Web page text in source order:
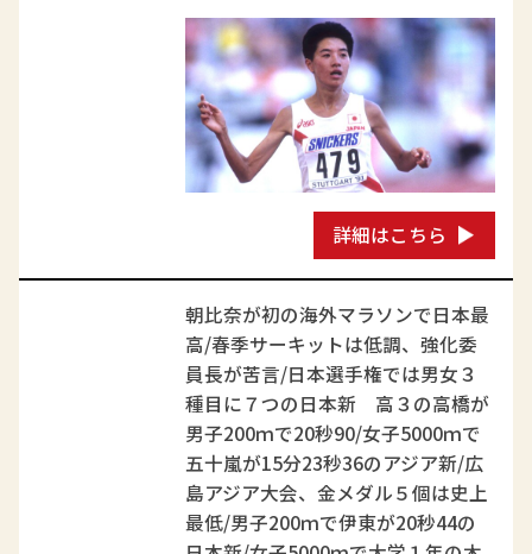
詳細はこちら
朝比奈が初の海外マラソンで日本最
高/春季サーキットは低調、強化委
員長が苦言/日本選手権では男女３
種目に７つの日本新 高３の高橋が
男子200ｍで20秒90/女子5000ｍで
五十嵐が15分23秒36のアジア新/広
島アジア大会、金メダル５個は史上
最低/男子200ｍで伊東が20秒44の